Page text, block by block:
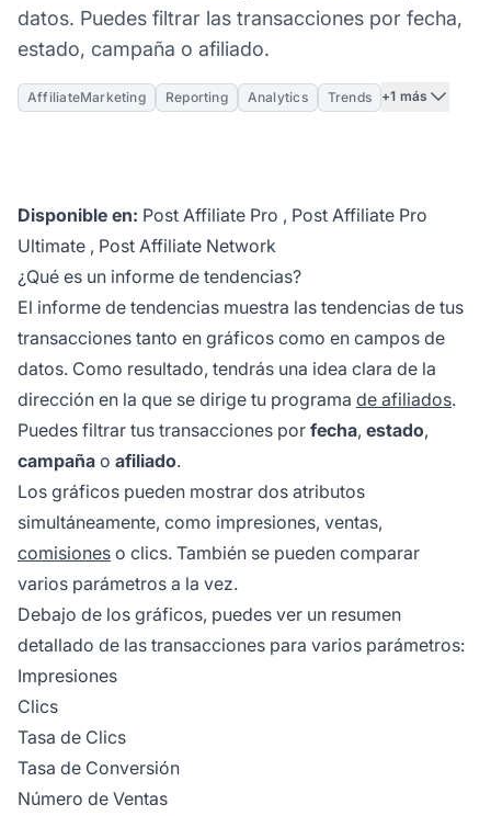
datos. Puedes filtrar las transacciones por fecha,
estado, campaña o afiliado.
AffiliateMarketing Reporting Analytics Trends +1 más
Disponible en: Post Affiliate Pro , Post Affiliate Pro
Ultimate , Post Affiliate Network
¿Qué es un informe de tendencias?
El informe de tendencias muestra las tendencias de tus
transacciones tanto en gráficos como en campos de
datos. Como resultado, tendrás una idea clara de la
dirección en la que se dirige tu programa de afiliados.
Puedes filtrar tus transacciones por fecha, estado,
campaña o afiliado.
Los gráficos pueden mostrar dos atributos
simultáneamente, como impresiones, ventas,
comisiones o clics. También se pueden comparar
varios parámetros a la vez.
Debajo de los gráficos, puedes ver un resumen
detallado de las transacciones para varios parámetros:
Impresiones
Clics
Tasa de Clics
Tasa de Conversión
Número de Ventas